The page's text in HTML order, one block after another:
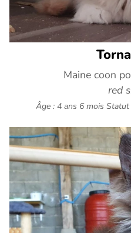
Maine coon
red
Âge : 4 ans 6 mois Statut